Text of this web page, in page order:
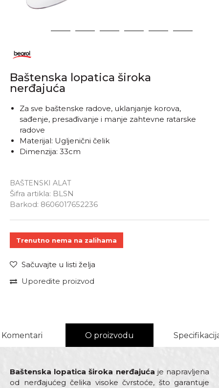
2 3 4 5 6 7
Baštenska lopatica široka
nerđajuća
BAŠTENSKI ALAT
Šifra artikla: BLSN
Barkod: 8606017652236
Za sve baštenske radove, uklanjanje korova,
sađenje, presađivanje i manje zahtevne ratarske
radove
Materijal: Ugljenični čelik
Dimenzija: 33cm
Unesi količinu
Trenutno nema na zalihama
Sačuvajte u listi želja
Uporedite proizvod
Komentari O proizvodu
Baštenska lopatica široka nerđajuća je napravljena
od nerđajućeg čelika visoke čvrstoće, što garantuje